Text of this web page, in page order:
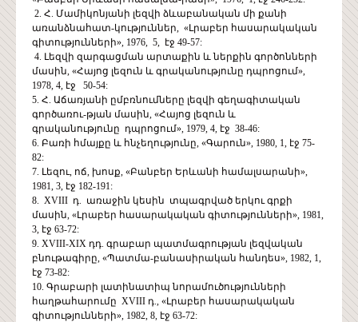
2. Հ. Մամիկոնյանի լեզվի ձևաբանական մի քանի
առանձնահատ-կություններ, «Լրաբեր հասարակական
գիտությունների», 1976, 5, էջ 49-57:
4. Լեզվի զարգացման արտաքին և ներքին գործոնների
մասին, «Հայոց լեզուն և գրականությունը դպրոցում»,
1978, 4, էջ 50-54:
5. Հ. Աճառյանի ըմբռնումները լեզվի գեղագիտական
գործառու-թյան մասին, «Հայոց լեզուն և
գրականությունը դպրոցում», 1979, 4, էջ 38-46:
6. Բառի հմայքը և հնչեղությունը, «Գարուն», 1980, 1, էջ 75-
82:
7. Լեզու, ոճ, խոսք, «Բանբեր Երևանի համալսարանի»,
1981, 3, էջ 182-191:
8. XVIII դ. առաջին կեսին տպագրված երկու գրքի
մասին, «Լրաբեր հասարակական գիտությունների», 1981,
3, էջ 63-72:
9. XVIII-XIX դդ. գրաբար պատմագրության լեզվական
բնութագիրը, «Պատմա-բանասիրական հանդես», 1982, 1,
էջ 73-82:
10. Գրաբարի լատինատիպ նորամուծությունների
հաղթահարումը XVIII դ., «Լրաբեր հասարակական
գիտությունների», 1982, 8, էջ 63-72: